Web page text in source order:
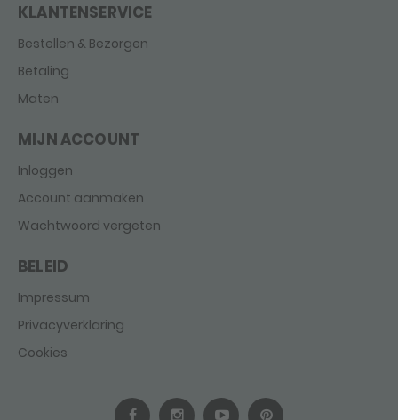
KLANTENSERVICE
Bestellen & Bezorgen
Betaling
Maten
MIJN ACCOUNT
Inloggen
Account aanmaken
Wachtwoord vergeten
BELEID
Impressum
Privacyverklaring
Cookies